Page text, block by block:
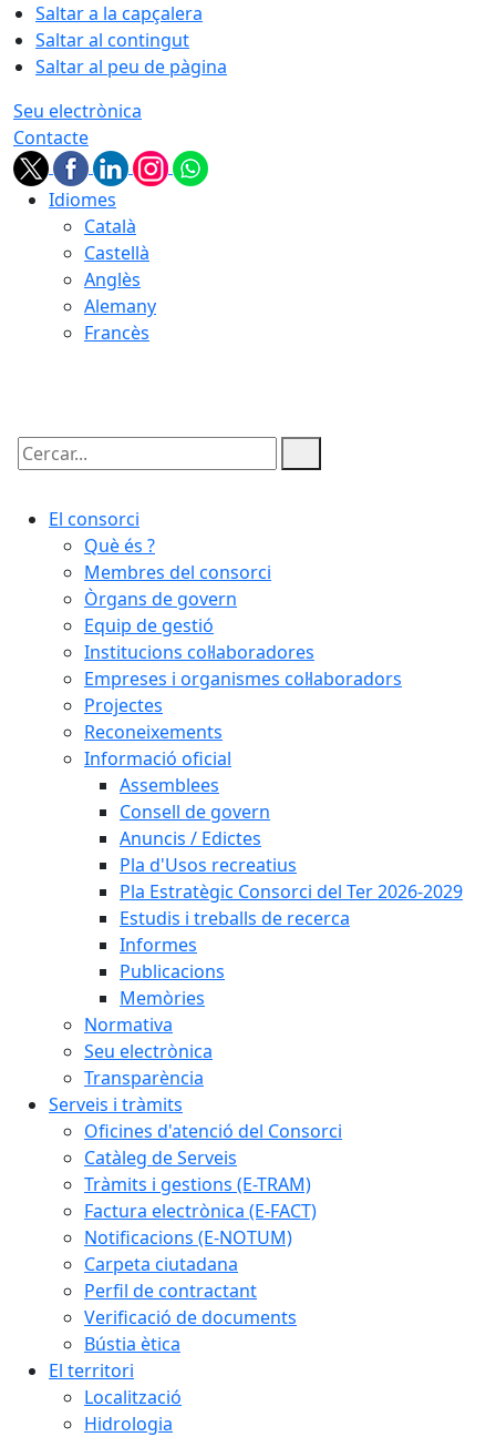
Saltar a la capçalera
Saltar al contingut
Saltar al peu de pàgina
Seu electrònica
Contacte
Idiomes
Català
Castellà
Anglès
Alemany
Francès
Cercar:
El consorci
Què és ?
Membres del consorci
Òrgans de govern
Equip de gestió
Institucions col·laboradores
Empreses i organismes col·laboradors
Projectes
Reconeixements
Informació oficial
Assemblees
Consell de govern
Anuncis / Edictes
Pla d'Usos recreatius
Pla Estratègic Consorci del Ter 2026-2029
Estudis i treballs de recerca
Informes
Publicacions
Memòries
Normativa
Seu electrònica
Transparència
Serveis i tràmits
Oficines d'atenció del Consorci
Catàleg de Serveis
Tràmits i gestions (E-TRAM)
Factura electrònica (E-FACT)
Notificacions (E-NOTUM)
Carpeta ciutadana
Perfil de contractant
Verificació de documents
Bústia ètica
El territori
Localització
Hidrologia